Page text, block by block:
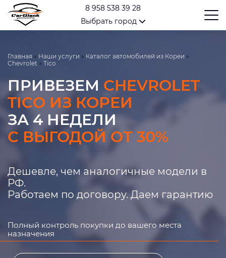
8 958 538 39 28
Выбрать город
Главная » Наши услуги » Каталог автомобилей из Кореи »
Chevrolet » Tico
ПРИВЕЗЕМ CHEVROLET
TICO ИЗ КОРЕИ
ЗА 4 НЕДЕЛИ
С ВЫГОДОЙ ОТ 30%
Дешевле, чем аналогичные модели в
РФ.
Работаем по договору. Даем гарантию
Полный контроль покупки до вашего места
назначения